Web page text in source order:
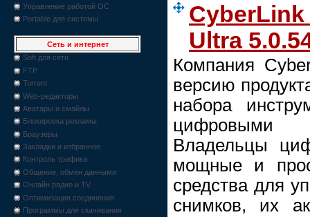
Управление работой ОС
Portable для системы
Сеть и интернет
Soft для сети
FTP
Torrent
Web-редакторы
Аватары и смайлы
Блокировка рекламы
Браузеры
Закладки и избранное
Контроль трафика
Общение, обмен данными
Онлайн радио и TV
Оптимизация соединения
Программы для скачивания
Ultra
Компания
версию
набора
цифровыми
Владельцы
мощные и
средства для
снимков, их